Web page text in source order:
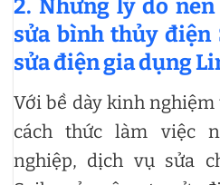
2. Những lý do
sửa bình thủy điện
sửa điện gia dụng
Với bề dày kinh
cách thức làm việc
nghiệp, dịch vụ sửa